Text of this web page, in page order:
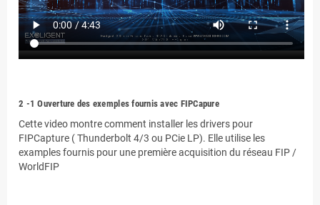
2 -1 Ouverture des exemples fournis avec FIPCapure
Cette video montre comment installer les drivers pour
FIPCapture ( Thunderbolt 4/3 ou PCie LP). Elle utilise les
examples fournis pour une première acquisition du réseau FIP /
WorldFIP